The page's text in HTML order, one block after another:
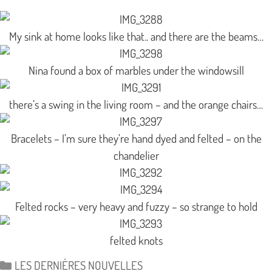
My sink at home looks like that.. and there are the beams…
Nina found a box of marbles under the windowsill
there’s a swing in the living room – and the orange chairs…
Bracelets – I’m sure they’re hand dyed and felted – on the
chandelier
Felted rocks – very heavy and fuzzy – so strange to hold
felted knots
Catégories
LES DERNIÈRES NOUVELLES